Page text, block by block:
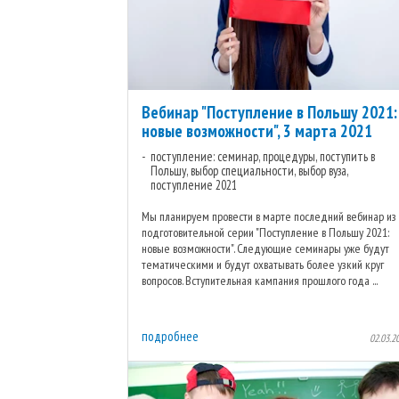
Вебинар "Поступление в Польшу 2021:
новые возможности", 3 марта 2021
поступление: семинар, процедуры, поступить в
Польшу, выбор специальности, выбор вуза,
поступление 2021
Мы планируем провести в марте последний вебинар из
подготовительной серии "Поступление в Польшу 2021:
новые возможности". Следующие семинары уже будут
тематическими и будут охватывать более узкий круг
вопросов. Вступительная кампания прошлого года ...
подробнее